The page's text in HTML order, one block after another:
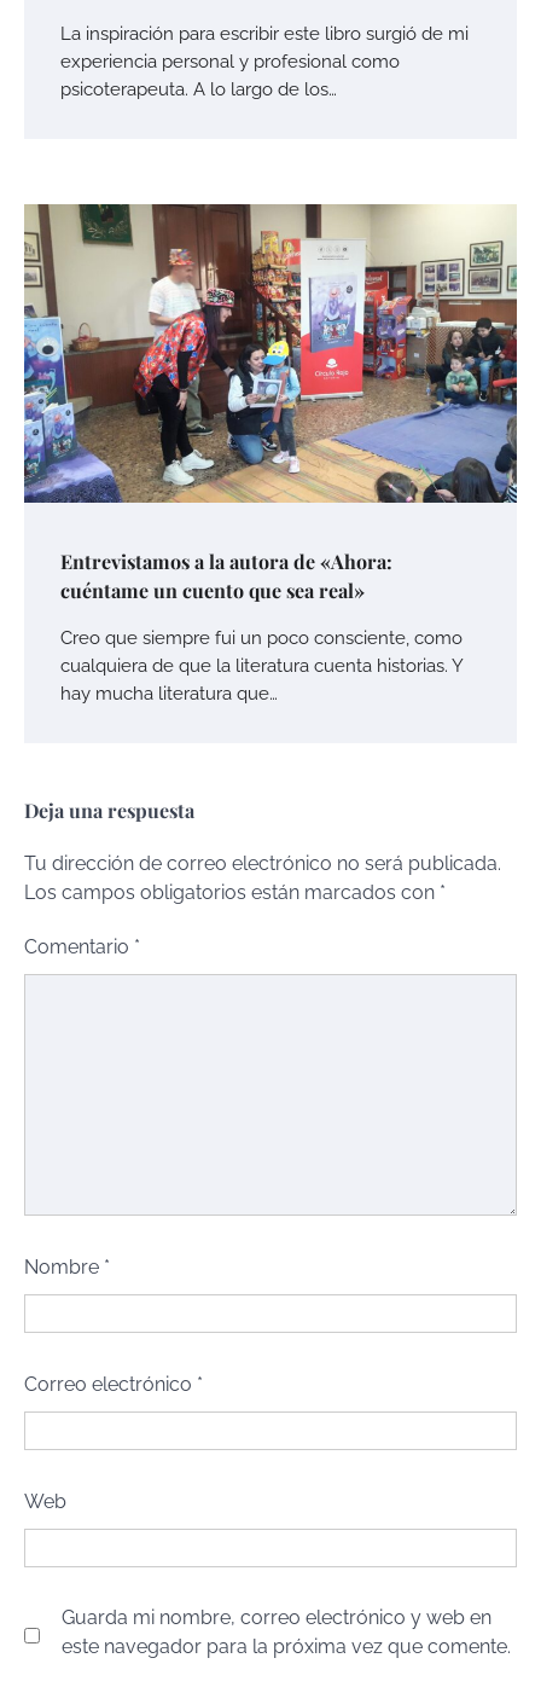
La inspiración para escribir este libro surgió de mi
experiencia personal y profesional como
psicoterapeuta. A lo largo de los…
Entrevistamos a la autora de «Ahora:
cuéntame un cuento que sea real»
Creo que siempre fui un poco consciente, como
cualquiera de que la literatura cuenta historias. Y
hay mucha literatura que…
Deja una respuesta
Tu dirección de correo electrónico no será publicada.
Los campos obligatorios están marcados con *
Comentario *
Nombre *
Correo electrónico *
Web
Guarda mi nombre, correo electrónico y web en
este navegador para la próxima vez que comente.